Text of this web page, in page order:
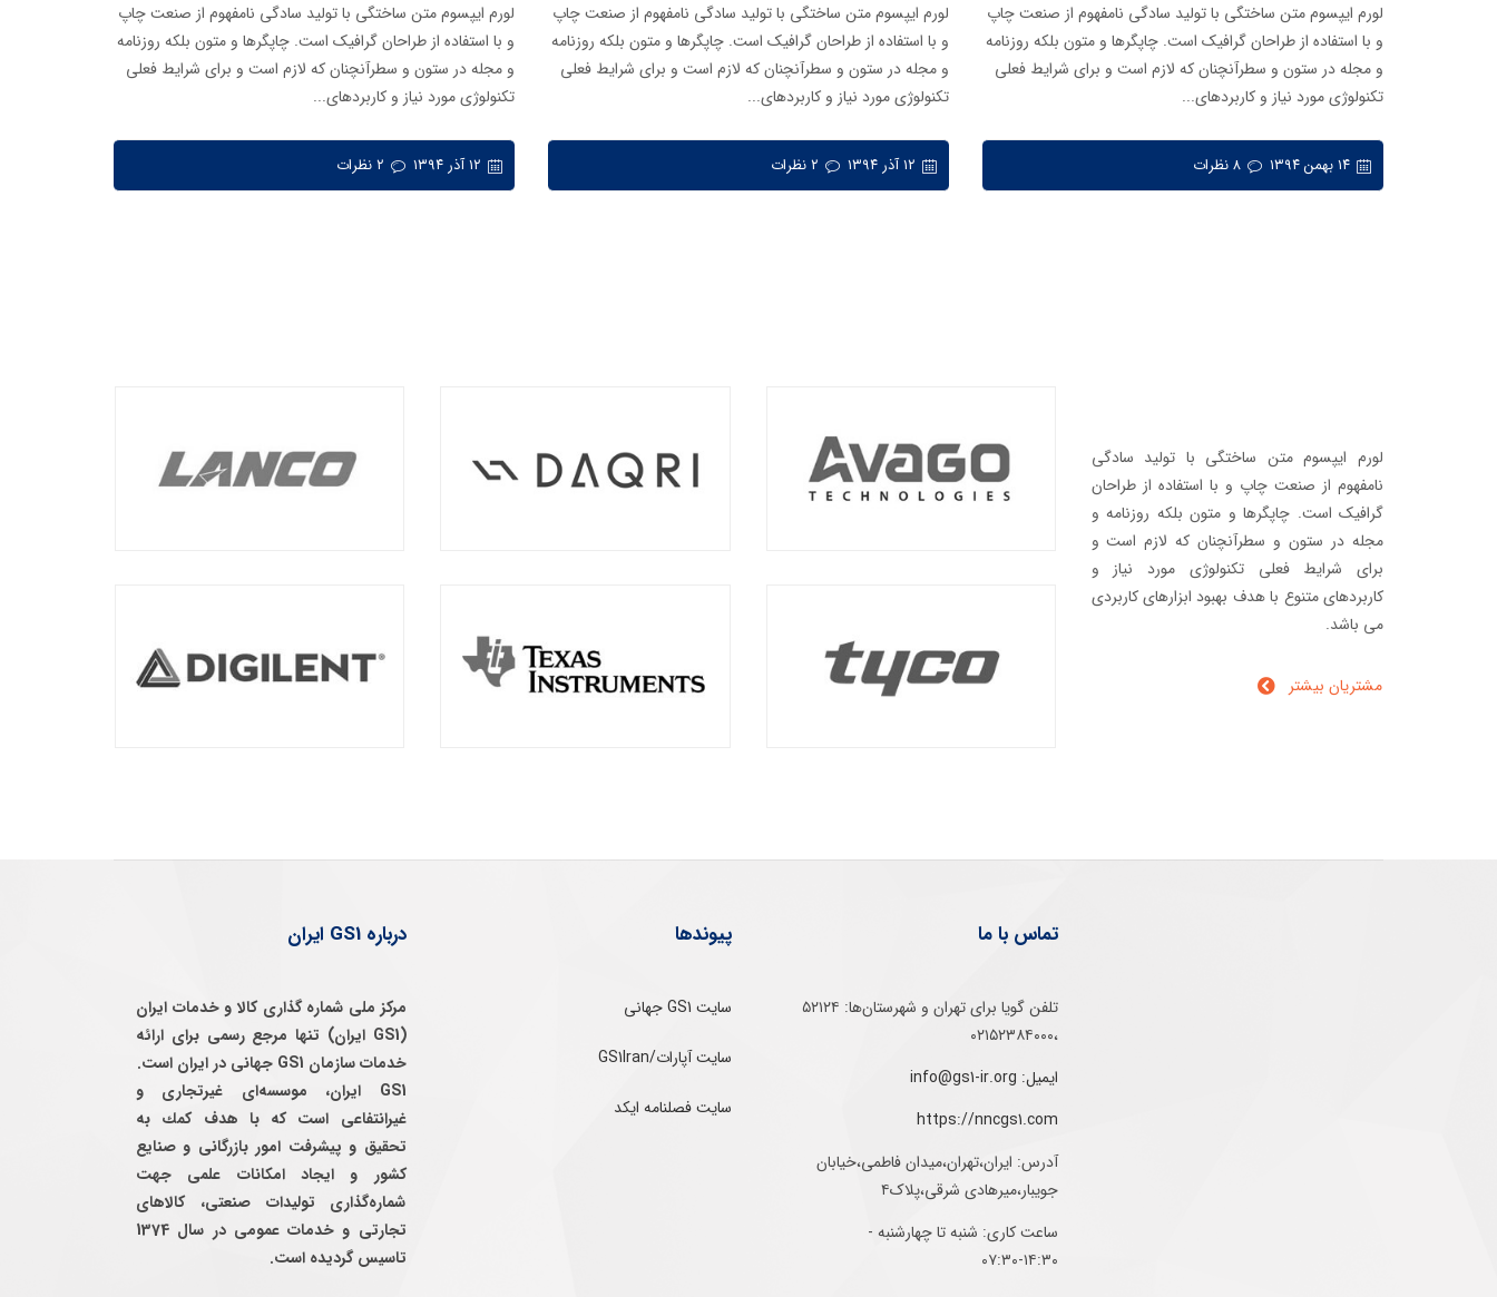
لورم ایپسوم متن ساختگی با تولید سادگی نامفهوم از صنعت چاپ
و با استفاده از طراحان گرافیک است. چاپگرها و متون بلکه روزنامه
و مجله در ستون و سطرآنچنان که لازم است و برای شرایط فعلی
تکنولوژی مورد نیاز و کاربردهای...
۱۴ بهمن ۱۳۹۴ ۸ نظرات
لورم ایپسوم متن ساختگی با تولید سادگی نامفهوم از صنعت چاپ
و با استفاده از طراحان گرافیک است. چاپگرها و متون بلکه روزنامه
و مجله در ستون و سطرآنچنان که لازم است و برای شرایط فعلی
تکنولوژی مورد نیاز و کاربردهای...
لورم ایپسوم متن ساختگی با تولید سادگی نامفهوم از صنعت چاپ
و با استفاده از طراحان گرافیک است. چاپگرها و متون بلکه روزنامه
و مجله در ستون و سطرآنچنان که لازم است و برای شرایط فعلی
تکنولوژی مورد نیاز و کاربردهای...
لورم ایپسوم متن ساختگی با تولید سادگی
نامفهوم از صنعت چاپ و با استفاده از طراحان
گرافیک است. چاپگرها و متون بلکه روزنامه و
مجله در ستون و سطرآنچنان که لازم است و
برای شرایط فعلی تکنولوژی مورد نیاز و
کاربردهای متنوع با هدف بهبود ابزارهای کاربردی
می باشد.
مشتریان بیشتر
درباره GS1 ایران
مرکز ملی شماره گذاری کالا و خدمات ایران
(GS1 ایران) تنها مرجع رسمی برای ارائه
خدمات سازمان GS1 جهانی در ایران است.
GS1 ایران، موسسه‌ای غيرتجاری و
غيرانتفاعی است كه با هدف كمك به
تحقيق و پيشرفت امور بازرگانی و صنايع
كشور و ايجاد امكانات علمی جهت
شماره‌گذاری توليدات صنعتی، كالاهای
تجارتی و خدمات عمومی در سال 1374
تاسيس گرديده است.
پیوندها
سایت GS1 جهانی
سایت آپارات/GS1Iran
سایت فصلنامه ایکد
تماس با ما
تلفن‌ گویا برای‌ تهران‌‌ و‌ شهرستان‌ها:‌ ۵۲۱۲۴
،۰۲۱۵۲۳۸۴۰۰۰
ایمیل: info@gs1-ir.org
https://nncgs1.com
آدرس: ایران،تهران،میدان فاطمی،خیابان
جویبار،میرهادی شرقی،پلاک۴
ساعت کاری: شنبه تا چهارشنبه -
۱۴:۳۰-۰۷:۳۰